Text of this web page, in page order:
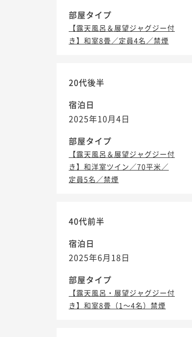
部屋タイプ
【露天風呂＆展望ジャグジー付
き】和室8畳／定員4名／禁煙
20代後半
宿泊日
2025年10月4日
部屋タイプ
【露天風呂＆展望ジャグジー付
き】和洋室ツイン／70平米／
定員5名／禁煙
40代前半
宿泊日
2025年6月18日
部屋タイプ
【露天風呂・展望ジャグジー付
き】和室8畳（1～4名）禁煙